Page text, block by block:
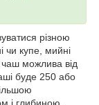
різною
чи купе, мийні
чаш можлива від
буде 250 або
і глибиною.